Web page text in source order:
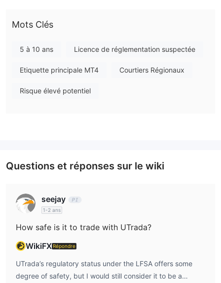
Avantages et inconvénients
Types de compte
Spreads et commissions
UTrada propose différents types de comptes. Le compte Ultra
Dépôt & Retrait
clairement affichées sur le site officiel.
Mots Clés
5 à 10 ans Licence de réglementation suspectée
Etiquette principale MT4 Courtiers Régionaux
Risque élevé potentiel
Questions et réponses sur le wiki
seejay
1-2 ans
How safe is it to trade with UTrada?
WikiFXRépondre
UTrada’s regulatory status under the LFSA offers some
degree of safety, but I would still consider it to be a